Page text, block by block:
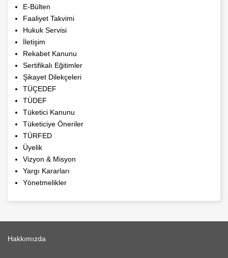
E-Bülten
Faaliyet Takvimi
Hukuk Servisi
İletişim
Rekabet Kanunu
Sertifikalı Eğitimler
Şikayet Dilekçeleri
TÜÇEDEF
TÜDEF
Tüketici Kanunu
Tüketiciye Öneriler
TÜRFED
Üyelik
Vizyon & Misyon
Yargı Kararları
Yönetmelikler
Hakkımızda